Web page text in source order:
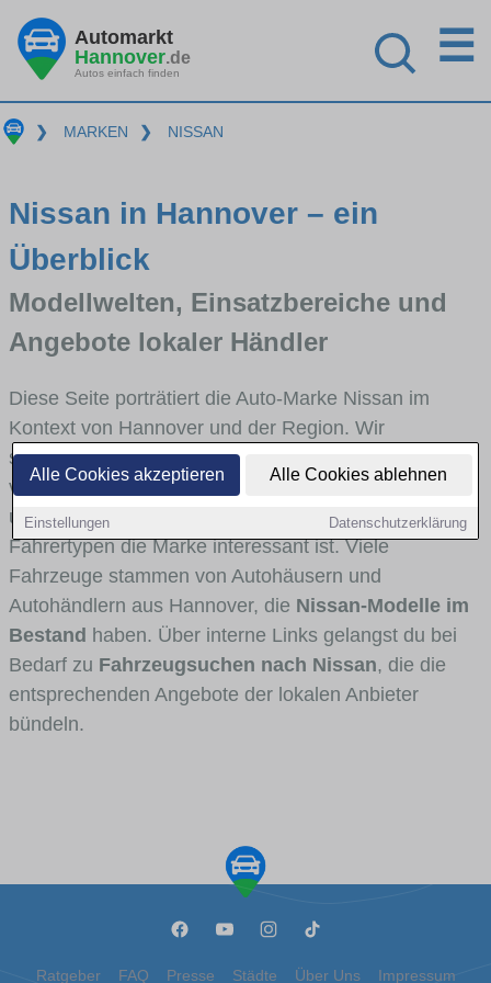
Alle Cookies akzeptieren Alle Cookies ablehnen
Einstellungen Datenschutzerklärung
Automarkt
Hannover.de
Autos einfach finden
☰
❯ MARKEN ❯ NISSAN
Nissan in Hannover – ein
Überblick
Modellwelten, Einsatzbereiche und
Angebote lokaler Händler
Diese Seite porträtiert die Auto-Marke Nissan im
Kontext von Hannover und der Region. Wir
skizzieren, in welchen Fahrzeugklassen Nissan stark
vertreten ist, welche Modellreihen häufig im Stadt-
und Umlandverkehr zu sehen sind und für welche
Fahrertypen die Marke interessant ist. Viele
Fahrzeuge stammen von Autohäusern und
Autohändlern aus Hannover, die Nissan-Modelle im
Bestand haben. Über interne Links gelangst du bei
Bedarf zu Fahrzeugsuchen nach Nissan, die die
entsprechenden Angebote der lokalen Anbieter
bündeln.
Ratgeber FAQ Presse Städte Über Uns Impressum